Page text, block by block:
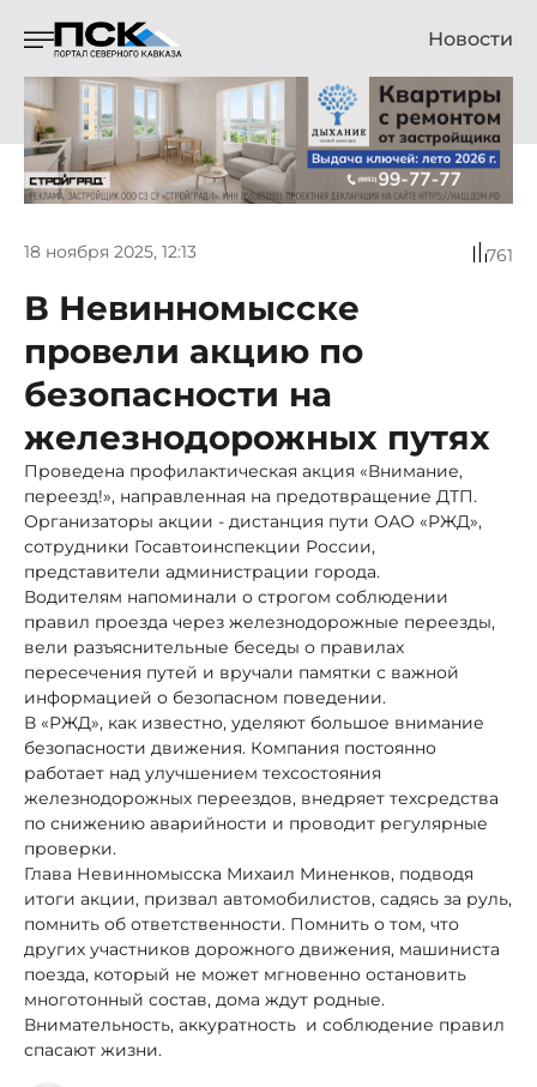
Новости
18 ноября 2025, 12:13 761
В Невинномысске
провели акцию по
безопасности на
железнодорожных путях
Проведена профилактическая акция «Внимание,
переезд!», направленная на предотвращение ДТП.
Организаторы акции - дистанция пути ОАО «РЖД»,
сотрудники Госавтоинспекции России,
представители администрации города.
Водителям напоминали о строгом соблюдении
правил проезда через железнодорожные переезды,
вели разъяснительные беседы о правилах
пересечения путей и вручали памятки с важной
информацией о безопасном поведении.
В «РЖД», как известно, уделяют большое внимание
безопасности движения. Компания постоянно
работает над улучшением техсостояния
железнодорожных переездов, внедряет техсредства
по снижению аварийности и проводит регулярные
проверки.
Глава Невинномысска Михаил Миненков, подводя
итоги акции, призвал автомобилистов, садясь за руль,
помнить об ответственности. Помнить о том, что
других участников дорожного движения, машиниста
поезда, который не может мгновенно остановить
многотонный состав, дома ждут родные.
Внимательность, аккуратность и соблюдение правил
спасают жизни.